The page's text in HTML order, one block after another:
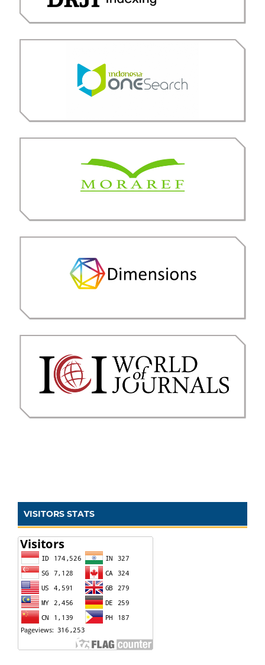
VISITORS STATS